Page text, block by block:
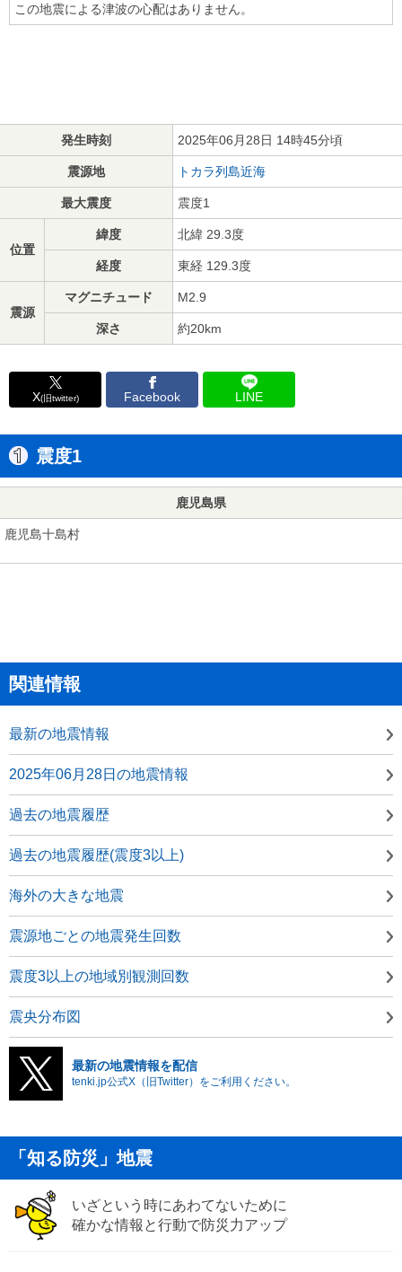
この地震による津波の心配はありません。
発生時刻 2025年06月28日 14時45分頃
震源地 トカラ列島近海
最大震度 震度1
位置
緯度 北緯 29.3度
経度 東経 129.3度
震源
マグニチュード M2.9
深さ 約20km
X(旧twitter) Facebook LINE
震度1
鹿児島県
鹿児島十島村
関連情報
最新の地震情報
2025年06月28日の地震情報
過去の地震履歴
過去の地震履歴(震度3以上)
海外の大きな地震
震源地ごとの地震発生回数
震度3以上の地域別観測回数
震央分布図
最新の地震情報を配信
tenki.jp公式X（旧Twitter）をご利用ください。
「知る防災」地震
いざという時にあわてないために
確かな情報と行動で防災力アップ